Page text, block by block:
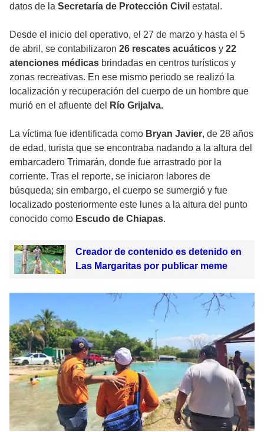
datos de la Secretaría de Protección Civil estatal.
Desde el inicio del operativo, el 27 de marzo y hasta el 5
de abril, se contabilizaron 26 rescates acuáticos y 22
atenciones médicas brindadas en centros turísticos y
zonas recreativas. En ese mismo periodo se realizó la
localización y recuperación del cuerpo de un hombre que
murió en el afluente del
Río Grijalva.
La víctima fue identificada como Bryan Javier, de 28 años
de edad, turista que se encontraba nadando a la altura del
embarcadero Trimarán, donde fue arrastrado por la
corriente. Tras el reporte, se iniciaron labores de
búsqueda; sin embargo, el cuerpo se sumergió y fue
localizado posteriormente este lunes a la altura del punto
conocido como Escudo de Chiapas.
Creador de contenido es detenido en
Las Margaritas por publicar meme